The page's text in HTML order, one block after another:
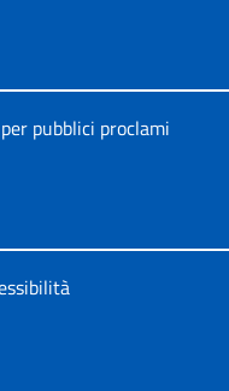
pubblici proclami